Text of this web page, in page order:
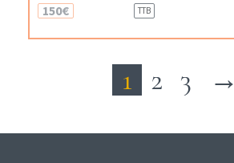
150€ TTB
1 2 3 →